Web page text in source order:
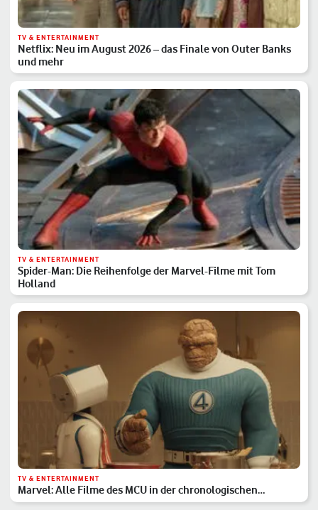
TV & ENTERTAINMENT
Netflix: Neu im August 2026 – das Finale von Outer Banks
und mehr
TV & ENTERTAINMENT
Spider-Man: Die Reihenfolge der Marvel-Filme mit Tom
Holland
TV & ENTERTAINMENT
Marvel: Alle Filme des MCU in der chronologischen
Reihenfolge